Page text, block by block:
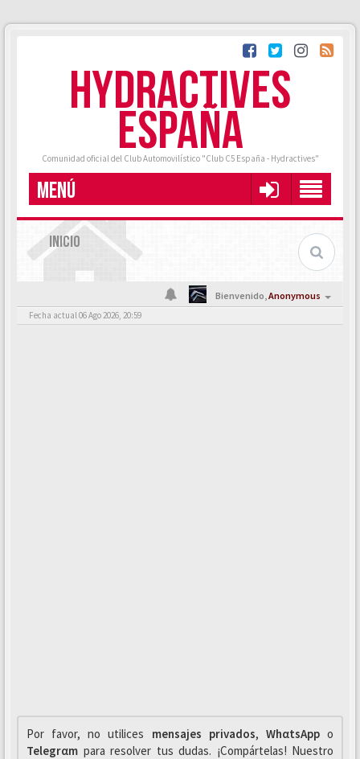
HYDRACTIVES
ESPAÑA
Comunidad oficial del Club Automovilístico "Club C5 España - Hydractives"
MENÚ
INICIO
Bienvenido,Anonymous
Fecha actual 06 Ago 2026, 20:59
Por favor, no utilices mensajes privados, WhαtsAppo
Telegrαm para resolver tus dudas. ¡Compártelas! Nuestro